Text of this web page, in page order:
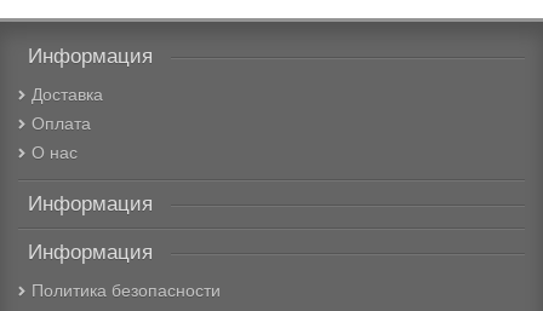
Информация
Доставка
Оплата
О нас
Информация
Информация
Политика безопасности